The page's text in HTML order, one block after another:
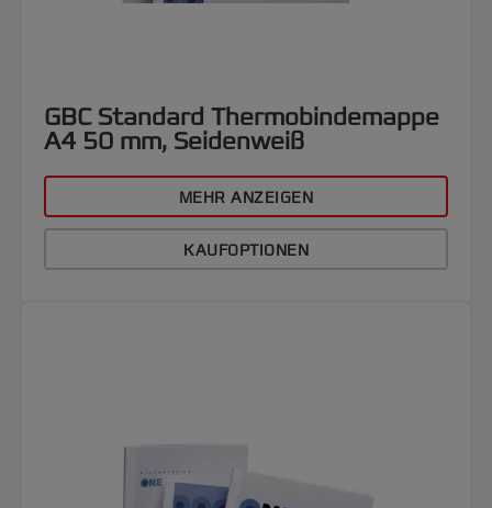
GBC Standard Thermobindemappe
A4 50 mm, Seidenweiß
MEHR ANZEIGEN
KAUFOPTIONEN